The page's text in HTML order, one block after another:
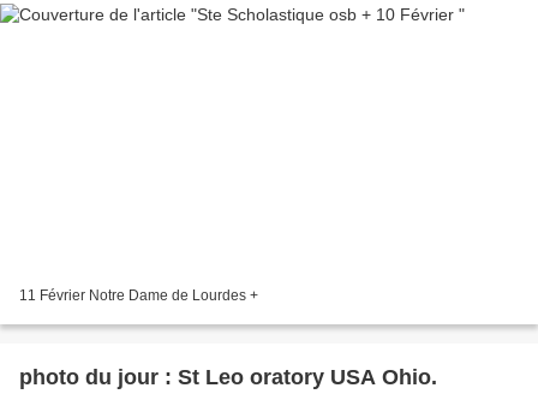
11 Février Notre Dame de Lourdes +
photo du jour : St Leo oratory USA Ohio.